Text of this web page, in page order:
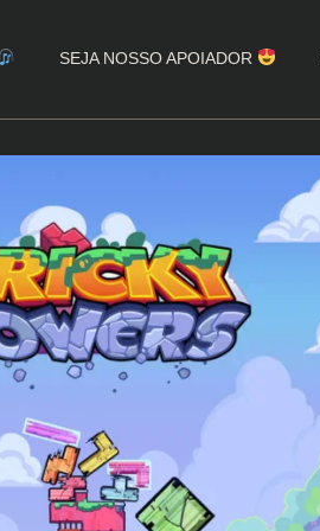
SEJA NOSSO APOIADOR